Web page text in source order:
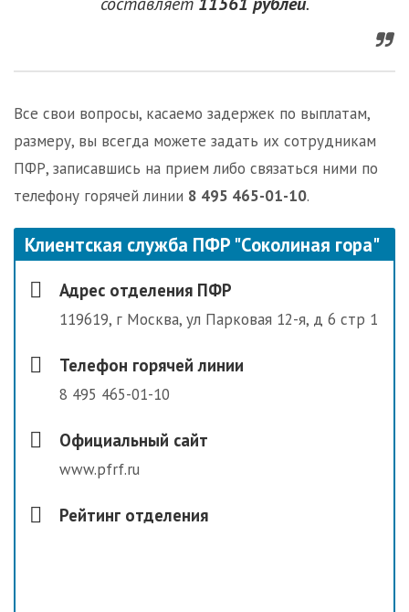
Все свои вопросы, касаемо задержек по выплатам,
размеру, вы всегда можете задать их сотрудникам
ПФР, записавшись на прием либо связаться ними по
телефону горячей линии 8 495 465-01-10.
Клиентская служба ПФР "Соколиная гора"
Адрес отделения ПФР
119619, г Москва, ул Парковая 12-я, д 6 стр 1
Телефон горячей линии
8 495 465-01-10
Официальный сайт
www.pfrf.ru
Рейтинг отделения